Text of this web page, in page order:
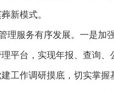
新模式。
理服务有序发展。一是加
平台，实现年报、查询
工作调研摸底，切实掌握